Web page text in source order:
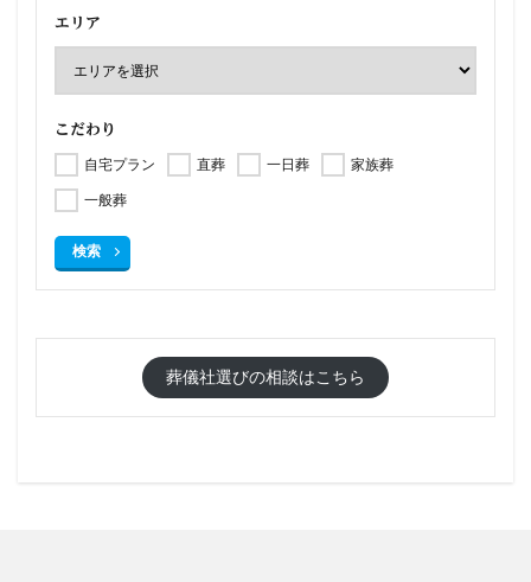
エリア
こだわり
自宅プラン 直葬 一日葬
家族葬
一般葬
検索
葬儀社選びの相談はこちら